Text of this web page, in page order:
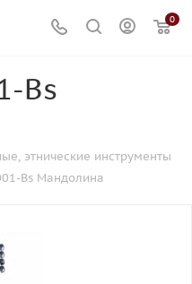
0
Bs
этнические инструменты
Bs Мандолина